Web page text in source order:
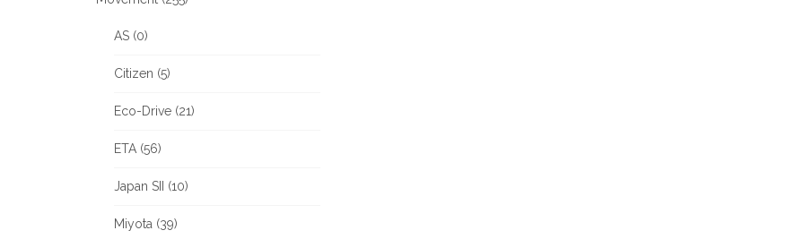
AS (0)
Citizen (5)
Eco-Drive (21)
ETA (56)
Japan SII (10)
Miyota (39)